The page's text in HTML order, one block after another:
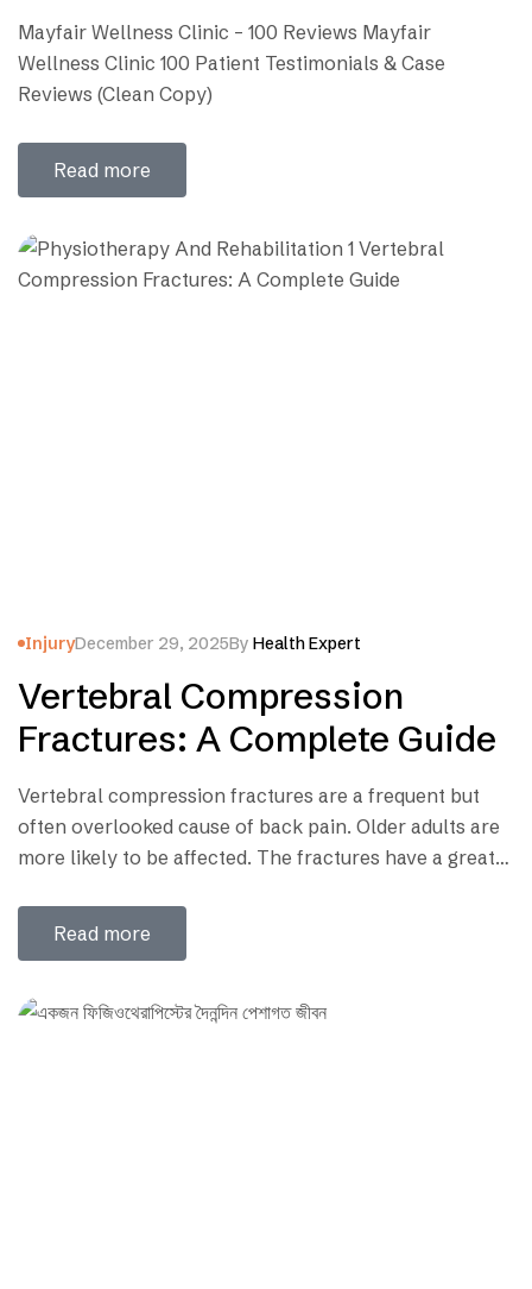
Mayfair Wellness Clinic – 100 Reviews Mayfair
Wellness Clinic 100 Patient Testimonials & Case
Reviews (Clean Copy)
Read more
InjuryDecember 29, 2025By Health Expert
Vertebral Compression
Fractures: A Complete Guide
Vertebral compression fractures are a frequent but
often overlooked cause of back pain. Older adults are
more likely to be affected. The fractures have a great
Read more